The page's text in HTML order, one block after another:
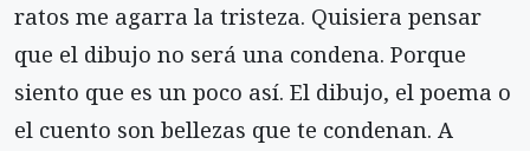
ratos me agarra la tristeza. Quisiera pensar
que el dibujo no será una condena. Porque
siento que es un poco así. El dibujo, el poema o
el cuento son bellezas que te condenan. A